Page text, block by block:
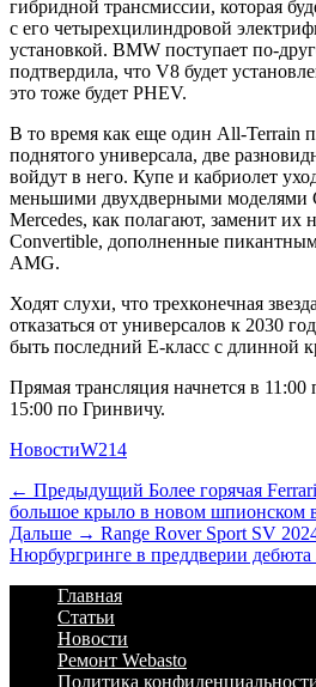
гибридной трансмиссии, которая
с его четырехцилиндровой
установкой. BMW поступает по-
подтвердила, что V8 будет
это тоже будет PHEV.
В то время как еще один All-Terrain
поднятого универсала, две
войдут в него. Купе и кабриолет
меньшими двухдверными моделями
Mercedes, как полагают, заменит их
Convertible, дополненные
AMG.
Ходят слухи, что трехконечная
отказаться от универсалов к 2030
быть последний E-класс с длинной
Прямая трансляция начнется в
15:00 по Гринвичу.
Категории
НовостиТеги
W214
Навигация
по
записям
← Предыдущий Предыдущий
Более горячая
большое крыло в новом шпионском
Дальше → Дальше:
Range Rover Sport SV
Нюрбургринге в преддверии дебюта
Footer
Menu
Перейти
содержимому
Главная
Статьи
Новости
Ремонт Webasto
Политика